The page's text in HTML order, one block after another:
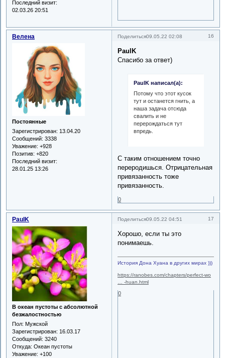
Последний визит:
02.03.26 20:51
Поделиться 16
09.05.22 02:08
Велена
Постоянные
Зарегистрирован: 13.04.20
Сообщений: 3338
Уважение: +928
Позитив: +820
Последний визит:
28.01.25 13:26
PaulK
Спасибо за ответ)
PaulK написал(а):
Потому что этот кусок
тут и останется гнить, а
наша задача отсюда
свалить и не
перерождаться тут
впредь.
С таким отношением точно
переродишься. Отрицательная
привязанность тоже
привязанность.
0
Поделиться 17
09.05.22 04:51
PaulK
В океан пустоты с абсолютной
безжалостностью
Пол: Мужской
Зарегистрирован: 16.03.17
Сообщений: 3240
Откуда: Океан пустоты
Уважение: +100
Хорошо, если ты это
понимаешь.
История Дона Хуана в других мирах )))
https://ranobes.com/chapters/perfect-wo
… -huan.html
0